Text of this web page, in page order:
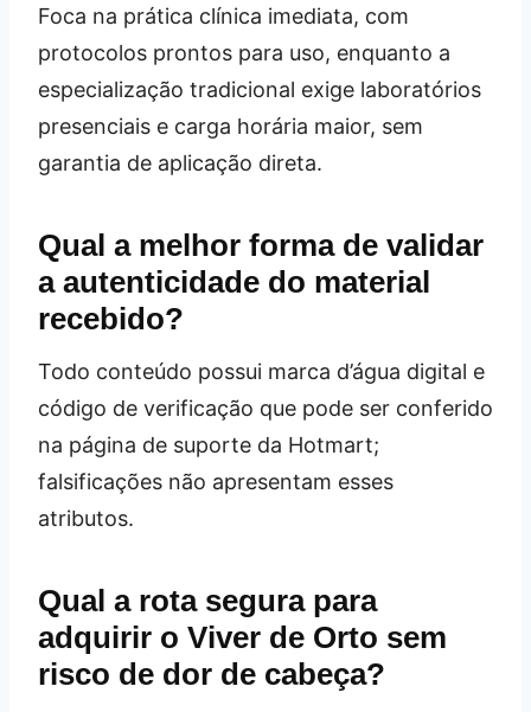
Foca na prática clínica imediata, com
protocolos prontos para uso, enquanto a
especialização tradicional exige laboratórios
presenciais e carga horária maior, sem
garantia de aplicação direta.
Qual a melhor forma de validar
a autenticidade do material
recebido?
Todo conteúdo possui marca d’água digital e
código de verificação que pode ser conferido
na página de suporte da Hotmart;
falsificações não apresentam esses
atributos.
Qual a rota segura para
adquirir o Viver de Orto sem
risco de dor de cabeça?